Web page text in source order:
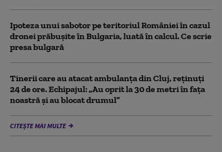
Ipoteza unui sabotor pe teritoriul României în cazul
dronei prăbușite în Bulgaria, luată în calcul. Ce scrie
presa bulgară
Tinerii care au atacat ambulanța din Cluj, reținuți
24 de ore. Echipajul: „Au oprit la 30 de metri în fața
noastră și au blocat drumul”
CITEȘTE MAI MULTE